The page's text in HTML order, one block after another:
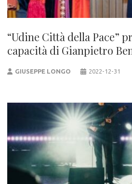
“Udine Città della Pace”
capacità di Gianpietro
GIUSEPPE LONGO 2022-12-31